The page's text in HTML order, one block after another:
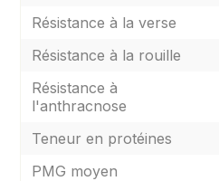
Résistance à la verse
Résistance à la rouille
Résistance à
l'anthracnose
Teneur en protéines
PMG moyen